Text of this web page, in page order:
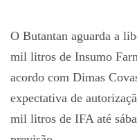
O Butantan aguarda a
mil litros de Insumo
acordo com Dimas
expectativa de
mil litros de IFA até